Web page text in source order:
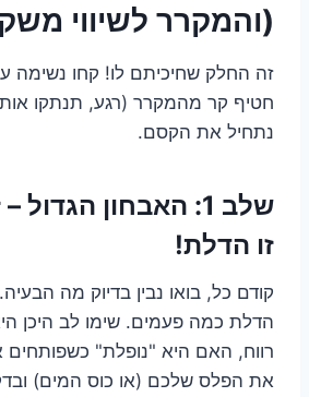
(והמקרר לשיווי
זה החלק שחיכיתם לו! קחו נשימה
חטיף קר מהמקרר (רגע, תנתקו אותו
נתחיל את הקסם.
שלב 1: האבחון
זו הדלת!
קודם כל, בואו נבין בדיוק מה
הדלת כמה פעמים. שימו לב היכן
רווח, האם היא "נופלת" כשפותחים
את הפלס שלכם (או כוס המים)